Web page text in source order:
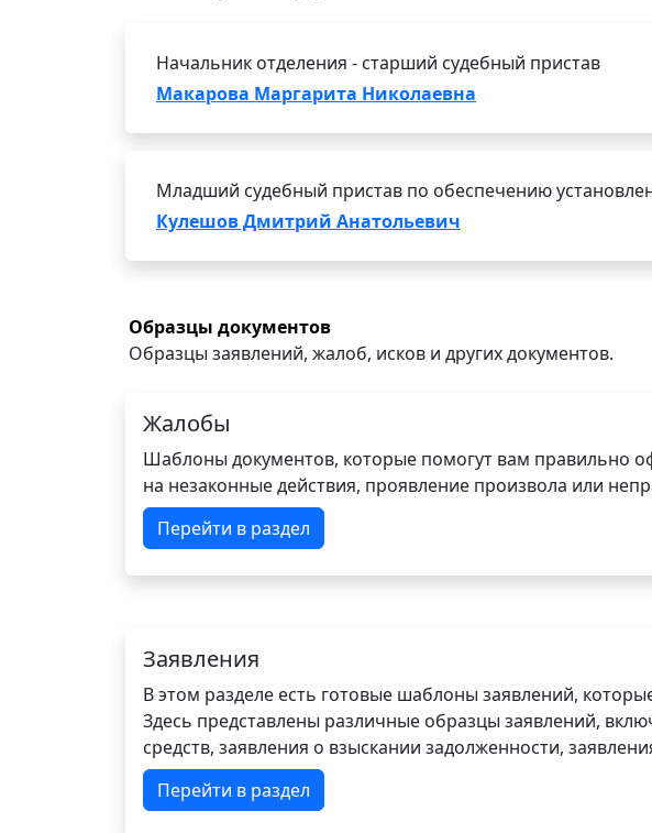
Начальник отделения - старший судебный пристав
Макарова Маргарита Николаевна
Младший судебный пристав по обеспечению
Кулешов Дмитрий Анатольевич
Образцы документов
Образцы заявлений, жалоб, исков и других документов.
Жалобы
Шаблоны документов, которые помогут вам правильно
на незаконные действия, проявление произвола или
Перейти в раздел
Заявления
В этом разделе есть готовые шаблоны заявлений,
Здесь представлены различные образцы заявлений,
средств, заявления о взыскании задолженности,
Перейти в раздел